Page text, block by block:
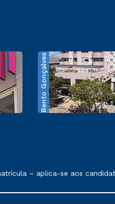
Bento Gonçalves
exposto no contrato de
– aplica-se aos